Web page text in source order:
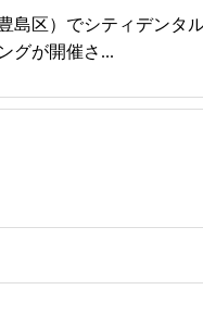
島区）でシティデンタ
グが開催さ...